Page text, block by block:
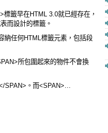
籤早在HTML 3.0就已經存在，
而設計的標籤。
納任何HTML標籤元素，包括段
所包圍起來的物件不會換
SPAN>。而<SPAN>…